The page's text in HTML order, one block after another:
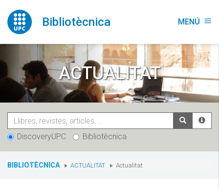
contingut
Bibliotècnica MENÚ menu
ACTUALITAT
DiscoveryUPC Bibliotècnica
You
BIBLIOTÈCNICA ACTUALITAT Actualitat